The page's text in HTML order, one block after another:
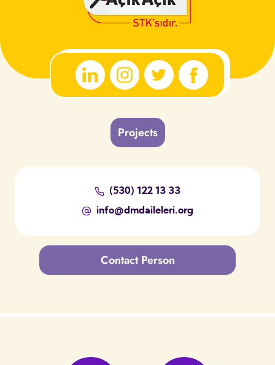
Projects
(530) 122 13 33
info@dmdaileleri.org
Contact Person